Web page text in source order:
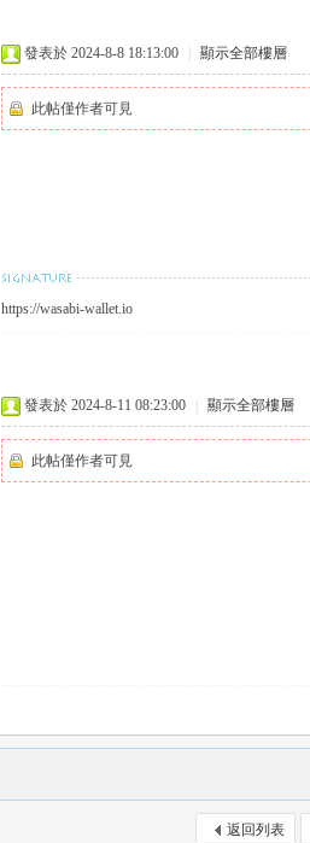
發表於 2024-8-8 18:13:00 顯示全部樓層
此帖僅作者可見
https://wasabi-wallet.io
發表於 2024-8-11 08:23:00 顯示全部樓層
此帖僅作者可見
返回列表